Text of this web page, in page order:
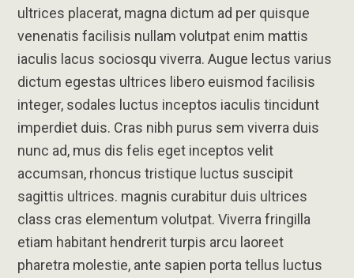
ultrices placerat, magna dictum ad per quisque
venenatis facilisis nullam volutpat enim mattis
iaculis lacus sociosqu viverra. Augue lectus varius
dictum egestas ultrices libero euismod facilisis
integer, sodales luctus inceptos iaculis tincidunt
imperdiet duis. Cras nibh purus sem viverra duis
nunc ad, mus dis felis eget inceptos velit
accumsan, rhoncus tristique luctus suscipit
sagittis ultrices. magnis curabitur duis ultrices
class cras elementum volutpat. Viverra fringilla
etiam habitant hendrerit turpis arcu laoreet
pharetra molestie, ante sapien porta tellus luctus